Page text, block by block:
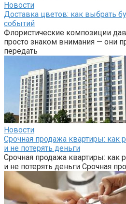
Новости
Доставка цветов: как выбрать
событий
Флористические композиции
просто знаком внимания — они
передать
Новости
Срочная продажа квартиры: как
и не потерять деньги
Срочная продажа квартиры: как
и не потерять деньги Срочная